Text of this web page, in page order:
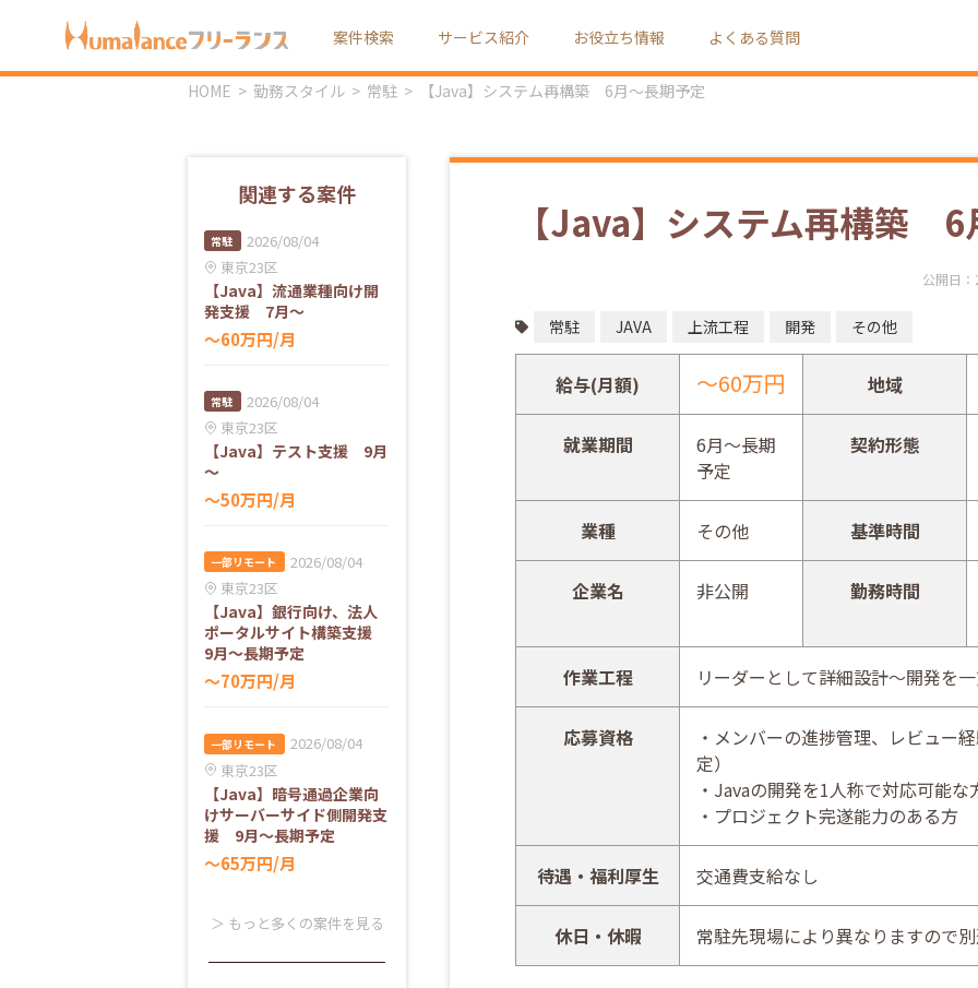
案件検索 サービス紹介 お役立ち情報 よくある質問
HOME 勤務スタイル 常駐 【Java】システム再構築 6月～長期予定
関連する案件
常駐
2026/08/04
東京23区
【Java】流通業種向け開
発支援 7月～
〜60万円/月
常駐
2026/08/04
東京23区
【Java】テスト支援 9月
～
〜50万円/月
一部リモート
2026/08/04
東京23区
【Java】銀行向け、法人
ポータルサイト構築支援
9月～長期予定
〜70万円/月
一部リモート
2026/08/04
東京23区
【Java】暗号通過企業向
けサーバーサイド側開発支
援 9月～長期予定
〜65万円/月
＞ もっと多くの案件を見る
【Java】システム再構築 6
公開日：
常駐 JAVA 上流工程 開発 その他
給与(月額) ～60万円 地域
就業期間
6月～長期
予定
契約形態
業種 その他 基準時間
企業名 非公開 勤務時間
作業工程 リーダーとして詳細設計～開発を
応募資格
・メンバーの進捗管理、レビュー
定）
・Javaの開発を1人称で対応可能な
・プロジェクト完遂能力のある方
待遇・福利厚生 交通費支給なし
休日・休暇 常駐先現場により異なりますので